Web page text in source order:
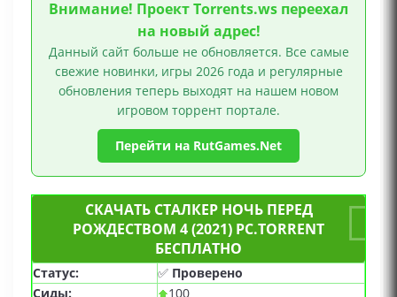
Внимание! Проект Torrents.ws переехал
на новый адрес!
Данный сайт больше не обновляется. Все самые
свежие новинки, игры 2026 года и регулярные
обновления теперь выходят на нашем новом
игровом торрент портале.
Перейти на RutGames.Net
СКАЧАТЬ СТАЛКЕР НОЧЬ ПЕРЕД
РОЖДЕСТВОМ 4 (2021) PC.TORRENT
БЕСПЛАТНО
Статус: ✅ Проверено
Сиды:
100